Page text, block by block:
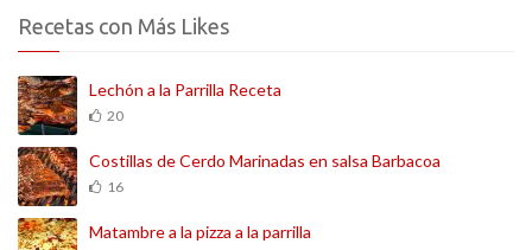
Recetas con Más Likes
Lechón a la Parrilla Receta
20
Costillas de Cerdo Marinadas en salsa Barbacoa
16
Matambre a la pizza a la parrilla